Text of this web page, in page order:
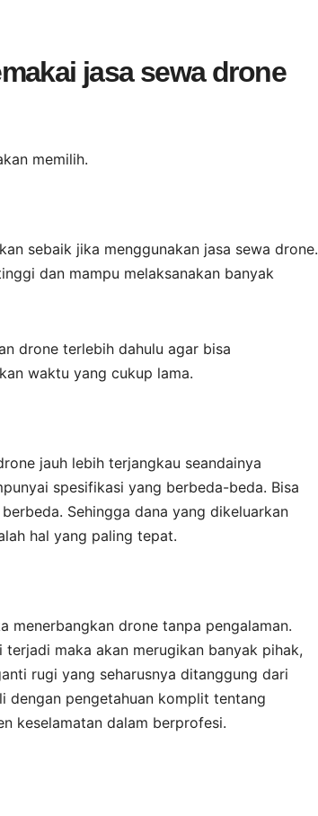
jasa sewa drone
memilih.
sebaik jika menggunakan jasa sewa drone.
dan mampu melaksanakan banyak
drone terlebih dahulu agar bisa
waktu yang cukup lama.
jauh lebih terjangkau seandainya
spesifikasi yang berbeda-beda. Bisa
Sehingga dana yang dikeluarkan
hal yang paling tepat.
drone tanpa pengalaman.
maka akan merugikan banyak pihak,
rugi yang seharusnya ditanggung dari
dengan pengetahuan komplit tentang
keselamatan dalam berprofesi.